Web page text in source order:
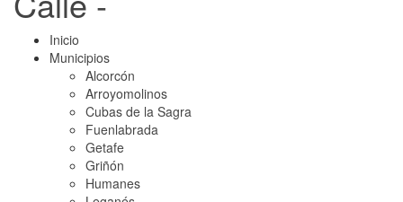
Inicio
Municipios
Alcorcón
Arroyomolinos
Cubas de la Sagra
Fuenlabrada
Getafe
Griñón
Humanes